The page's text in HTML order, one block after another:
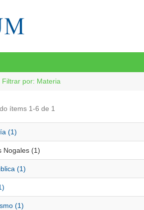
Filtrar por: Materia
ítems 1-6 de 1
(1)
Nogales (1)
(1)
(1)